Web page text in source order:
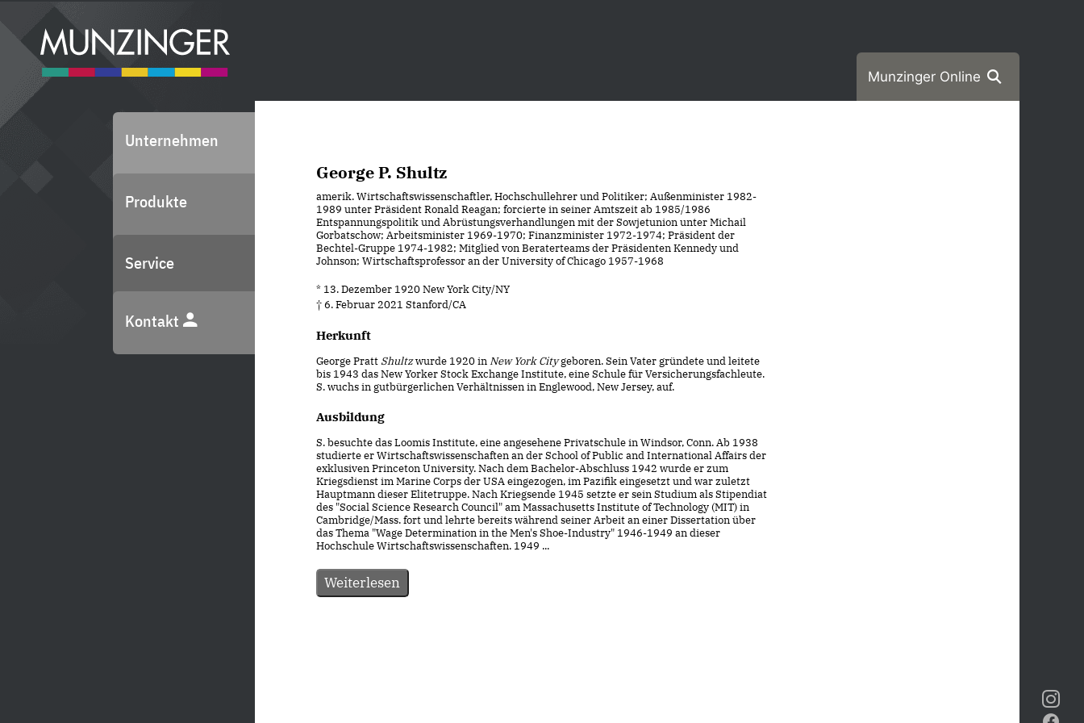
Munzinger Online
Unternehmen
Produkte
Service
Kontakt
George P. Shultz
amerik. Wirtschaftswissenschaftler, Hochschullehrer und Politiker; Außenminister 1982-
1989 unter Präsident Ronald Reagan; forcierte in seiner Amtszeit ab 1985/1986
Entspannungspolitik und Abrüstungsverhandlungen mit der Sowjetunion unter Michail
Gorbatschow; Arbeitsminister 1969-1970; Finanzminister 1972-1974; Präsident der
Bechtel-Gruppe 1974-1982; Mitglied von Beraterteams der Präsidenten Kennedy und
Johnson; Wirtschaftsprofessor an der University of Chicago 1957-1968
* 13. Dezember 1920 New York City/NY
† 6. Februar 2021 Stanford/CA
Herkunft
George PrattShultzwurde 1920 inNew York Citygeboren. Sein Vater gründete und leitete
bis 1943 das New Yorker Stock Exchange Institute, eine Schule für Versicherungsfachleute.
S. wuchs in gutbürgerlichen Verhältnissen in Englewood, New Jersey, auf.
Ausbildung
S. besuchte das Loomis Institute, eine angesehene Privatschule in Windsor, Conn. Ab 1938
studierte er Wirtschaftswissenschaften an der School of Public and International Affairs der
exklusiven Princeton University. Nach dem Bachelor-Abschluss 1942 wurde er zum
Kriegsdienst im Marine Corps der USA eingezogen, im Pazifik eingesetzt und war zuletzt
Hauptmann dieser Elitetruppe. Nach Kriegsende 1945 setzte er sein Studium als Stipendiat
des "Social Science Research Council" am Massachusetts Institute of Technology (MIT) in
Cambridge/Mass. fort und lehrte bereits während seiner Arbeit an einer Dissertation über
das Thema "Wage Determination in the Men's Shoe-Industry" 1946-1949 an dieser
Hochschule Wirtschaftswissenschaften. 1949 ...
Weiterlesen